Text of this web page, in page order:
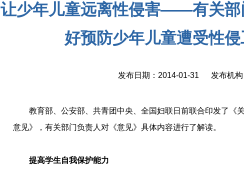
让少年儿童远离性侵害——有关部
好预防少年儿童遭受性侵
发布日期：2014-01-31 发布机构
教育部、公安部、共青团中央、全国妇联日前联合印发了《
意见》，有关部门负责人对《意见》具体内容进行了解读。
提高学生自我保护能力